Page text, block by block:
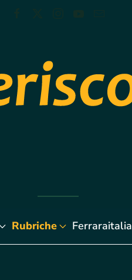
Rubriche Ferraraitalia